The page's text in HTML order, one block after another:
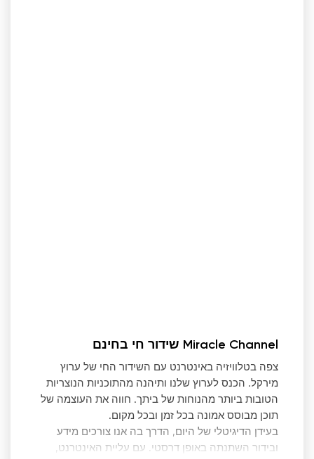
Miracle Channel שידור חי בחינם
צפה בטלוויזיה באינטרנט עם השידור החי של ערוץ
מירקל. הכנס לערוץ שלנו ותיהנה מהתוכניות הנוצריות
הטובות ביותר מהנוחות של ביתך. חווה את העוצמה של
תוכן מבוסס אמונה בכל זמן ובכל מקום.
בעידן הדיגיטלי של היום, הדרך בה אנו צורכים מידע
ובידור השתנתה באופן דרסטי. עם עליית האינטרנט,